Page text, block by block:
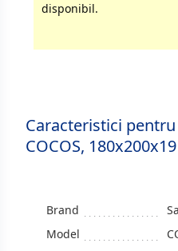
disponibil.
Caracteristici
COCOS, 180x200x19
Brand
Model